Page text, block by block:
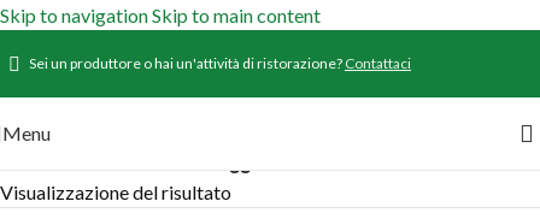
Skip to navigationSkip to main content
Sei un produttore o hai un'attività di ristorazione? Contattaci
Menu
Visualizzazione del risultato